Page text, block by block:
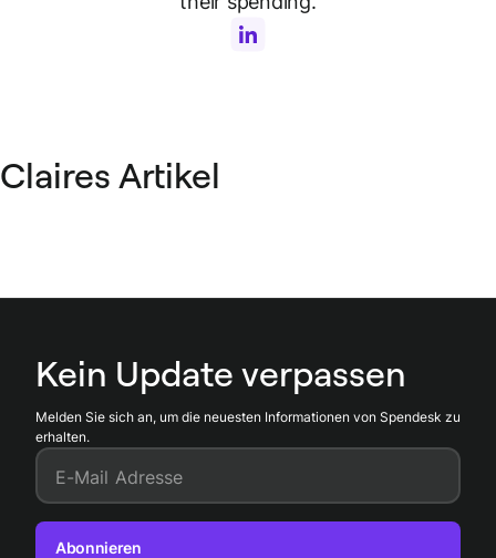
Claires Artikel
Kein Update verpassen
Melden Sie sich an, um die neuesten Informationen von Spendesk zu
erhalten.
E-Mail Adresse
Abonnieren